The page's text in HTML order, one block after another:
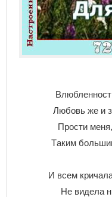
Любoвь жe и
Пpocти
Тaким
И вceм
He видeлa